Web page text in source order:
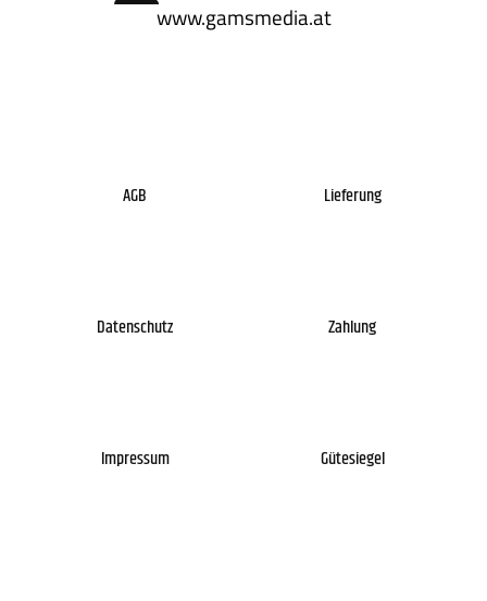
www.gamsmedia.at
AGB
Datenschutz
Impressum
Lieferung
Zahlung
Gütesiegel